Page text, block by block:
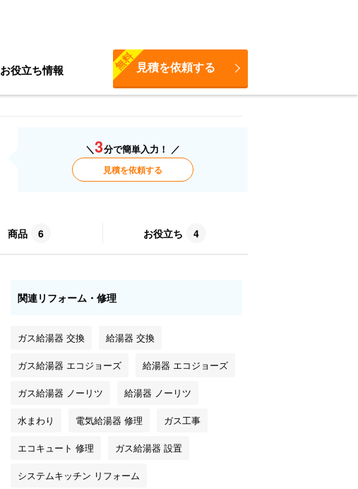
お役立ち情報 見積を依頼する
無料
＼3分で簡単入力！ ／
見積を依頼する
商品 6 お役立ち 4
関連リフォーム・修理
ガス給湯器 交換 給湯器 交換
ガス給湯器 エコジョーズ 給湯器 エコジョーズ
ガス給湯器 ノーリツ 給湯器 ノーリツ
水まわり 電気給湯器 修理 ガス工事
エコキュート 修理 ガス給湯器 設置
システムキッチン リフォーム